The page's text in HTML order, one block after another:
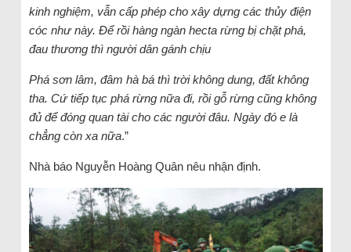
kinh nghiệm, vẫn cấp phép cho xây dựng các thủy điện
cóc như này. Để rồi hàng ngàn hecta rừng bị chặt phá,
đau thương thì người dân gánh chịu
Phá sơn lâm, đâm hà bá thì trời không dung, đất không
tha. Cứ tiếp tục phá rừng nữa đi, rồi gỗ rừng cũng không
đủ để đóng quan tài cho các người đâu. Ngày đó e là
chẳng còn xa nữa.”
Nhà báo Nguyễn Hoàng Quân nêu nhận định.